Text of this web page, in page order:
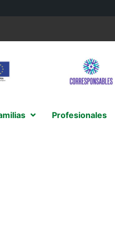
Profesionales